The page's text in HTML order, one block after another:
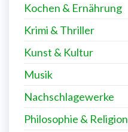
Kochen & Ernährung
Krimi & Thriller
Kunst & Kultur
Musik
Nachschlagewerke
Philosophie & Religion